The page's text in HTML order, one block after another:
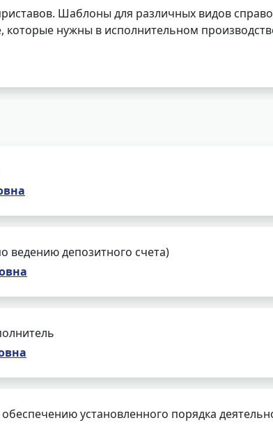
Шаблоны для различных видов
которые нужны в исполнительном
ведению депозитного счета)
установленного порядка